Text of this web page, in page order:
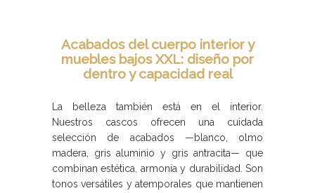
Acabados del cuerpo interior y
muebles bajos XXL: diseño por
dentro y capacidad real
La belleza también está en el interior.
Nuestros cascos ofrecen una cuidada
selección de acabados —blanco, olmo
madera, gris aluminio y gris antracita— que
combinan estética, armonía y durabilidad. Son
tonos versátiles y atemporales que mantienen